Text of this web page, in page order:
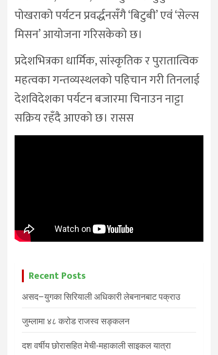
पोखराको पर्यटन प्रवर्द्धनसँगै ‘बिटुबी’ एवं ‘सेल्स
मिसन’ आयोजना गरिसकेको छ।
प्रदेशभित्रका धार्मिक, सांस्कृतिक र पुरातात्विक
महत्वका गन्तव्यस्थलको पहिचान गरी तिनलाई
देशविदेशका पर्यटन बजारमा चिनाउन नाट्टा
सक्रिय रहँदै आएको छ। रासस
Recent Posts
असद–युगका सिरियाली अधिकारी लेबनानबाट पक्राउ
जुम्लामा ४८ करोड राजस्व सङ्कलन
दश वर्षीय छोरासहित मेची-महाकाली साइकल यात्रा